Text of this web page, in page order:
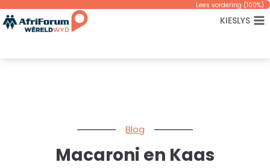
Skip
to
Lees vordering (100%)
KIESLYS
Blog
Macaroni en Kaas